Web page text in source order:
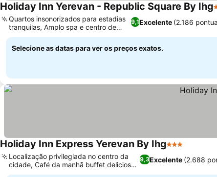
Holiday Inn Yerevan - Republic Square By Ihg
9,1Excelente (2.186
Quartos insonorizados para estadias
tranquilas, Amplo spa e centro de
fitness
Selecione as datas para ver os preços exatos.
Holiday Inn Express Yerevan By Ihg3 Estrelas
9,3Excelente (2.688
Localização privilegiada no centro da
cidade, Café da manhã buffet delicioso
e variado